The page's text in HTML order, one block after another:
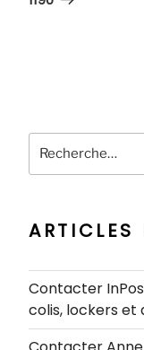
Recherche
pour
ARTICLES
Contacter
colis, lockers et